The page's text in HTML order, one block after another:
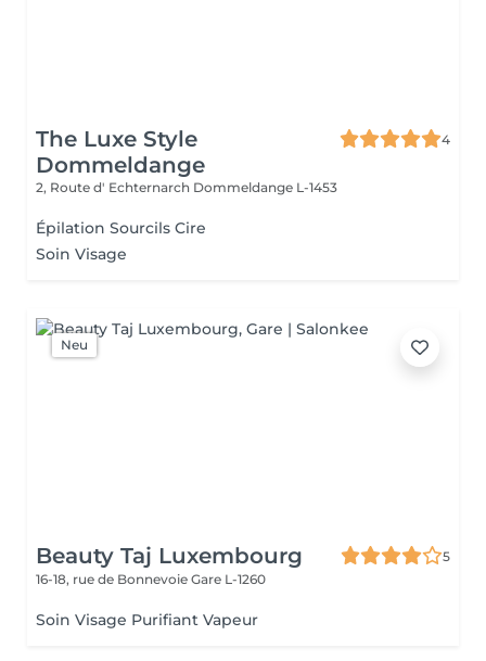
The Luxe Style
Dommeldange
4
2, Route d' Echternarch Dommeldange L-1453
Épilation Sourcils Cire
Soin Visage
Neu
Beauty Taj Luxembourg
5
16-18, rue de Bonnevoie Gare L-1260
Soin Visage Purifiant Vapeur